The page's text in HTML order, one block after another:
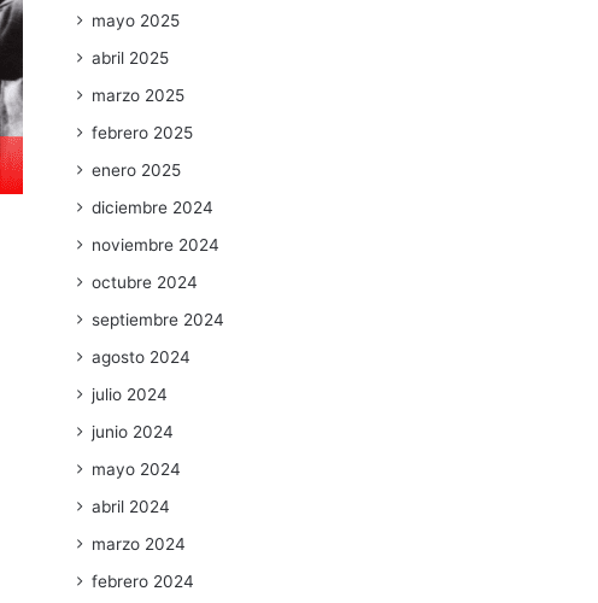
mayo 2025
abril 2025
marzo 2025
febrero 2025
enero 2025
diciembre 2024
noviembre 2024
octubre 2024
septiembre 2024
agosto 2024
julio 2024
junio 2024
mayo 2024
abril 2024
marzo 2024
febrero 2024